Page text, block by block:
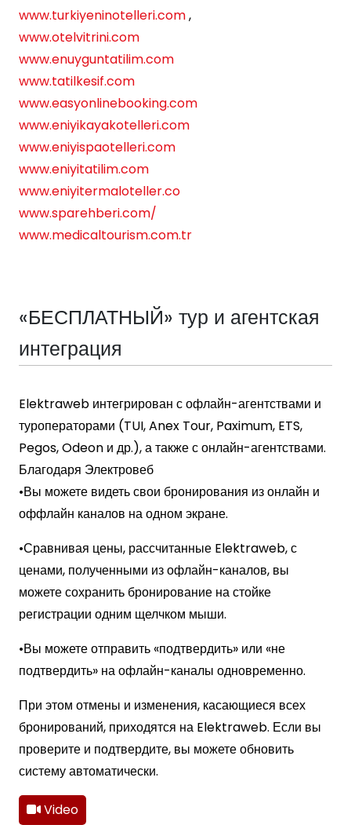
www.turkiyeninotelleri.com,
www.otelvitrini.com
www.enuyguntatilim.com
www.tatilkesif.com
www.easyonlinebooking.com
www.eniyikayakotelleri.com
www.eniyispaotelleri.com
www.eniyitatilim.com
www.eniyitermaloteller.co
www.sparehberi.com/
www.medicaltourism.com.tr
«БЕСПЛАТНЫЙ» тур и агентская
интеграция
Elektraweb интегрирован с офлайн-агентствами и
туроператорами (TUI, Anex Tour, Paximum, ETS,
Pegos, Odeon и др.), а также с онлайн-агентствами.
Благодаря Электровеб
•Вы можете видеть свои бронирования из онлайн и
оффлайн каналов на одном экране.
•Сравнивая цены, рассчитанные Elektraweb, с
ценами, полученными из офлайн-каналов, вы
можете сохранить бронирование на стойке
регистрации одним щелчком мыши.
•Вы можете отправить «подтвердить» или «не
подтвердить» на офлайн-каналы одновременно.
При этом отмены и изменения, касающиеся всех
бронирований, приходятся на Elektraweb. Если вы
проверите и подтвердите, вы можете обновить
систему автоматически.
Video